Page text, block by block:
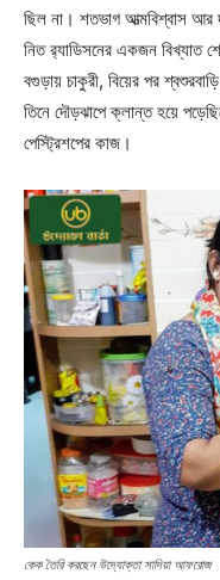
ছিল না। শতভাগ আত্মবিশ্বাস আর
নিত র‍্যাডিসনের একজন বিখ্যাত
বগুড়ায় চাকুরী, বিয়ের পর
তিনে দৌড়ঝাপে ক্লান্ত হয়ে
পেস্ট্রিশপের কাজ।
কেক তৈরি করছেন উদ্যোক্তা সাদিয়া আফরোজ